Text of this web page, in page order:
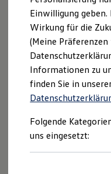
Sportwagen
Schnell verfügbare
Angebote und
Aktuelle
E-Auto-
Volkswagen
Die ENERGY
Junge
Leasing
Leasing-
Hier finden
(Motor-
und
Einwilligung
Wirkung für die
(Meine
Informationen zu
finden Sie in
Folgende
uns eingesetzt: